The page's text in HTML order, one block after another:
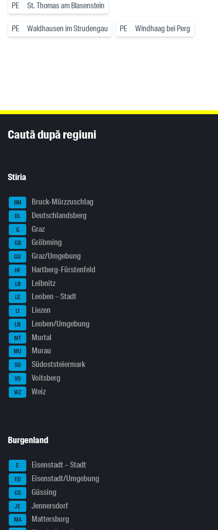
PE St. Thomas am Blasenstein
PE Waldhausen im Strudengau PE Windhaag bei Perg
Caută după regiuni
Stiria
BM Bruck-Mürzzuschlag
DL Deutschlandsberg
G Graz
GB Gröbming
GU Graz/Umgebung
HF Hartberg-Fürstenfeld
LB Leibnitz
LE Leoben – Stadt
LI Liezen
LN Leoben/Umgebung
MT Murtal
MU Murau
SO Südoststeiermark
VO Voitsberg
WZ Weiz
Burgenland
E Eisenstadt – Stadt
EU Eisenstadt/Umgebung
GS Güssing
JE Jennersdorf
MA Mattersburg